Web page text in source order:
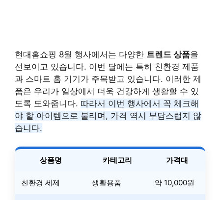
현대홈쇼핑 8월 행사에서는 다양한 트렌드 상품을
선보이고 있습니다. 이번 달에는 특히 친환경 제품
과 스마트 홈 기기가 주목받고 있습니다. 이러한 제
품은 우리가 일상에서 더욱 건강하게 생활할 수 있
도록 도와줍니다. 따라서 이번 행사에서 꼭 체크해
야 할 아이템으로 불리며, 가격 역시 부담스럽지 않
습니다.
상품명 카테고리 가격대
친환경 세제 생활용품 약 10,000원